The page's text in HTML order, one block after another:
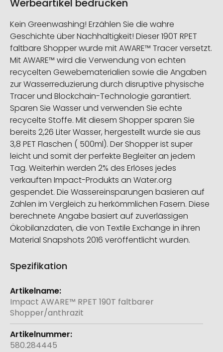
Werbeartikel bedrucken
Kein Greenwashing! Erzählen Sie die wahre
Geschichte über Nachhaltigkeit! Dieser 190T RPET
faltbare Shopper wurde mit AWARE™ Tracer versetzt.
Mit AWARE™ wird die Verwendung von echten
recycelten Gewebematerialien sowie die Angaben
zur Wasserreduzierung durch disruptive physische
Tracer und Blockchain-Technologie garantiert.
Sparen Sie Wasser und verwenden Sie echte
recycelte Stoffe. Mit diesem Shopper sparen Sie
bereits 2,26 Liter Wasser, hergestellt wurde sie aus
3,8 PET Flaschen ( 500ml). Der Shopper ist super
leicht und somit der perfekte Begleiter an jedem
Tag. Weiterhin werden 2% des Erlöses jedes
verkauften Impact-Produkts an Water.org
gespendet. Die Wassereinsparungen basieren auf
Zahlen im Vergleich zu herkömmlichen Fasern. Diese
berechnete Angabe basiert auf zuverlässigen
Ökobilanzdaten, die von Textile Exchange in ihren
Material Snapshots 2016 veröffentlicht wurden.
Spezifikation
Weitere
Informationen
Impact AWARE™ RPET 190T faltbarer
Shopper/anthrazit
580.284445